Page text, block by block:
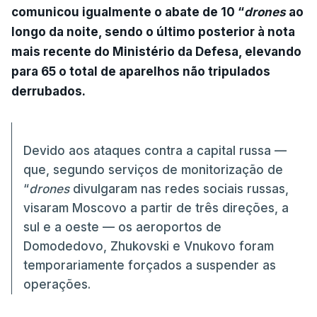
comunicou igualmente o abate de 10 “drones ao
longo da noite, sendo o último posterior à nota
mais recente do Ministério da Defesa, elevando
para 65 o total de aparelhos não tripulados
derrubados.
Devido aos ataques contra a capital russa —
que, segundo serviços de monitorização de
“drones divulgaram nas redes sociais russas,
visaram Moscovo a partir de três direções, a
sul e a oeste — os aeroportos de
Domodedovo, Zhukovski e Vnukovo foram
temporariamente forçados a suspender as
operações.